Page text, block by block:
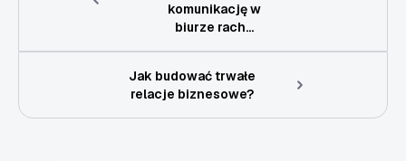
komunikację w
biurze rach...
Jak budować trwałe
relacje biznesowe?